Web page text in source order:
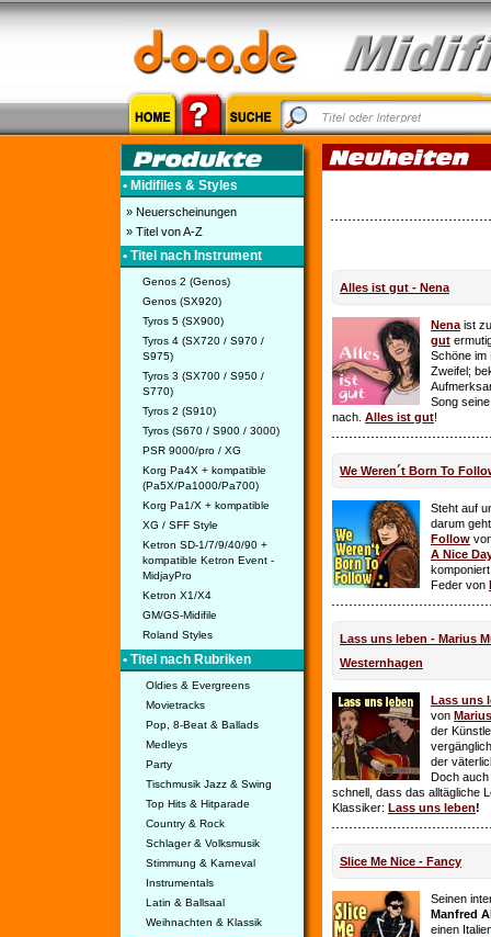
• Midifiles & Styles
» Neuerscheinungen
» Titel von A-Z
• Titel nach Instrument
Genos 2 (Genos)
Genos (SX920)
Tyros 5 (SX900)
Tyros 4 (SX720 / S970 /
S975)
Tyros 3 (SX700 / S950 /
S770)
Tyros 2 (S910)
Tyros (S670 / S900 / 3000)
PSR 9000/pro / XG
Korg Pa4X + kompatible
(Pa5X/Pa1000/Pa700)
Korg Pa1/X + kompatible
XG / SFF Style
Ketron SD-1/7/9/40/90 +
kompatible Ketron Event -
MidjayPro
Ketron X1/X4
GM/GS-Midifile
Roland Styles
• Titel nach Rubriken
Oldies & Evergreens
Movietracks
Pop, 8-Beat & Ballads
Medleys
Party
Tischmusik Jazz & Swing
Top Hits & Hitparade
Country & Rock
Schlager & Volksmusik
Stimmung & Karneval
Instrumentals
Latin & Ballsaal
Weihnachten & Klassik
Alles ist gut - Nena
Nena ist
gut
Schöne im
Zweifel;
Song
nach. Alles ist gut!
We Weren´t Born To
Steht auf
darum
Follow
A Nice
Feder von
Lass uns leben - Marius
Westernhagen
Lass uns
von
der
der
Doch auch
schnell, dass das alltägliche
Klassiker: Lass uns leben!
Slice Me Nice - Fancy
Seinen
Manfred
einen